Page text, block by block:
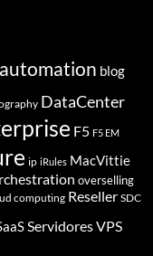
automation blog
DataCenter
F5 F5 EM
ip iRules MacVittie
overselling
computing Reseller SDC
Servidores VPS